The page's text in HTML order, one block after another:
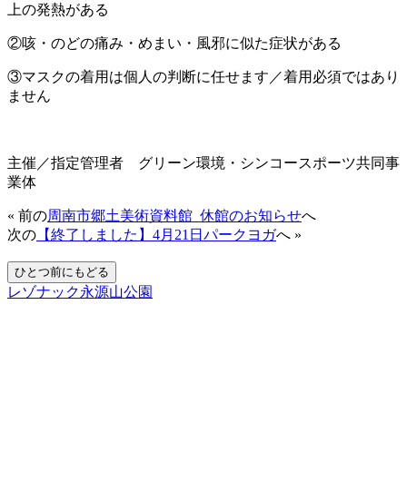
上の発熱がある
②咳・のどの痛み・めまい・風邪に似た症状がある
③マスクの着用は個人の判断に任せます／着用必須ではあり
ません
主催／指定管理者 グリーン環境・シンコースポーツ共同事
業体
« 前の周南市郷土美術資料館_休館のお知らせへ
次の 【終了しました】4月21日パークヨガへ »
レゾナック永源山公園